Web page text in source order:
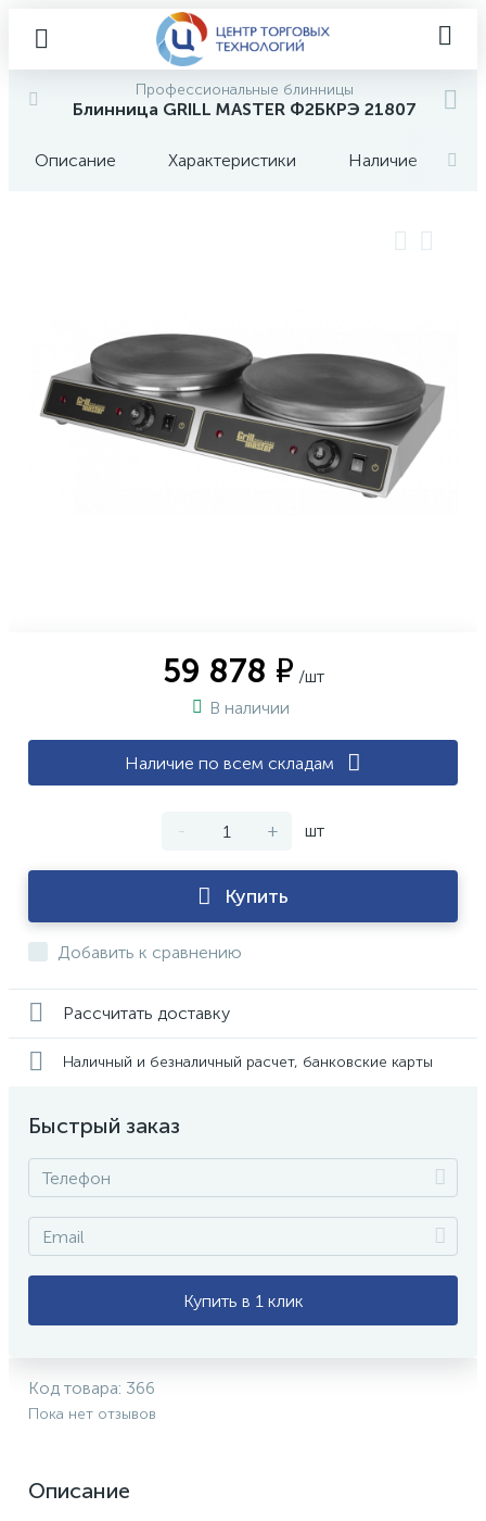
Профессиональные блинницы
Блинница GRILL MASTER Ф2БКРЭ 21807
Описание Характеристики Наличие
59 878 ₽ /шт
В наличии
Наличие по всем складам
- + шт
Купить
Добавить к сравнению
Рассчитать доставку
Наличный и безналичный расчет, банковские карты
Быстрый заказ
Купить в 1 клик
Код товара: 366
Пока нет отзывов
Описание